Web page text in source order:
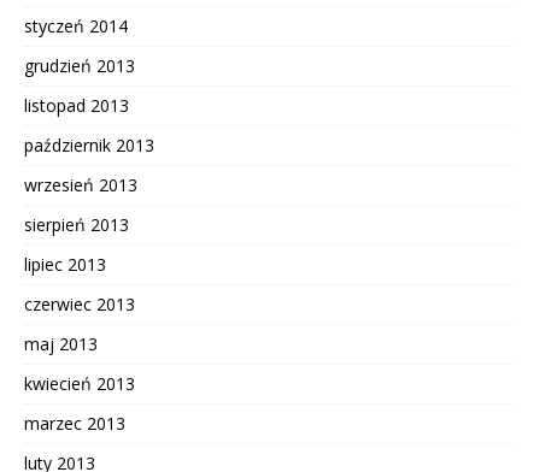
styczeń 2014
grudzień 2013
listopad 2013
październik 2013
wrzesień 2013
sierpień 2013
lipiec 2013
czerwiec 2013
maj 2013
kwiecień 2013
marzec 2013
luty 2013